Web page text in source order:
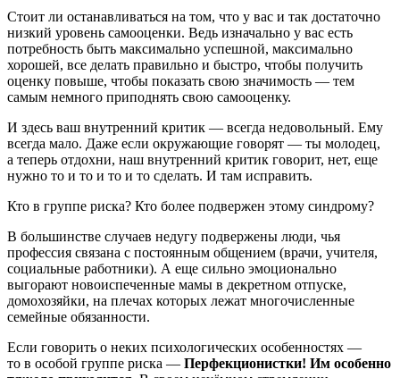
Стоит ли останавливаться на том, что у вас и так достаточно
низкий уровень самооценки. Ведь изначально у вас есть
потребность быть максимально успешной, максимально
хорошей, все делать правильно и быстро, чтобы получить
оценку повыше, чтобы показать свою значимость — тем
самым немного приподнять свою самооценку.
И здесь ваш внутренний критик — всегда недовольный. Ему
всегда мало. Даже если окружающие говорят — ты молодец,
а теперь отдохни, наш внутренний критик говорит, нет, еще
нужно то и то и то и то сделать. И там исправить.
Кто в группе риска? Кто более подвержен этому синдрому?
В большинстве случаев недугу подвержены люди, чья
профессия связана с постоянным общением (врачи, учителя,
социальные работники). А еще сильно эмоционально
выгорают новоиспеченные мамы в декретном отпуске,
домохозяйки, на плечах которых лежат многочисленные
семейные обязанности.
Если говорить о неких психологических особенностях —
то в особой группе риска — Перфекционистки! Им особенно